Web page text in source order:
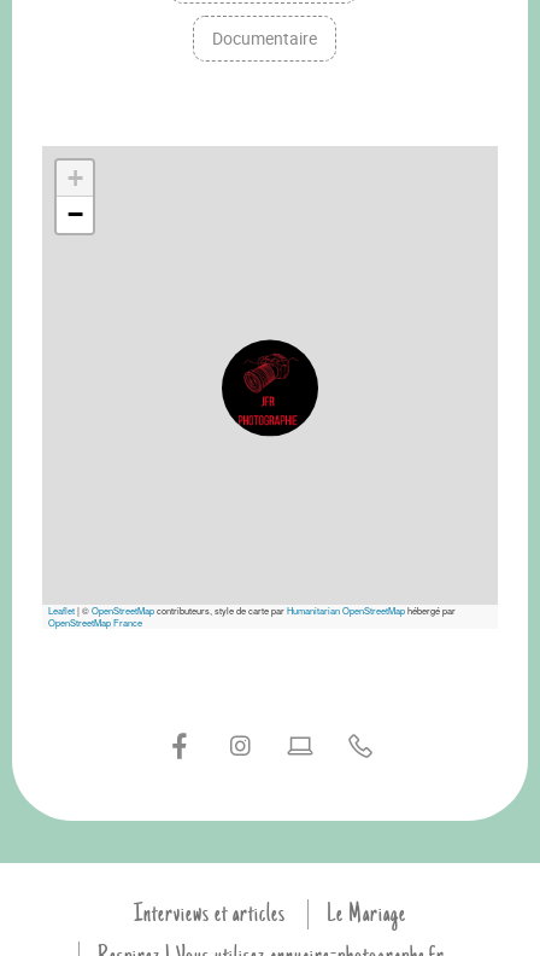
Documentaire
+
−
Leaflet|©OpenStreetMapcontributeurs, style de carte parHumanitarian OpenStreetMaphébergé par
OpenStreetMap France
Interviews et articles
Le Mariage